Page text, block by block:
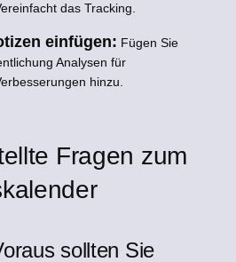
das Tracking.
einfügen: Fügen Sie
Analysen für
hinzu.
Fragen zum
sollten Sie